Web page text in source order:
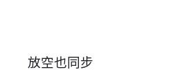
放空也同步